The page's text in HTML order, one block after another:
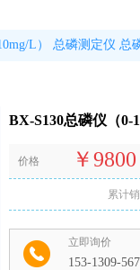
L） 总磷测定仪 总
BX-S130总磷仪（0-
价格 ￥9800
累计
立即询价
153-1309-